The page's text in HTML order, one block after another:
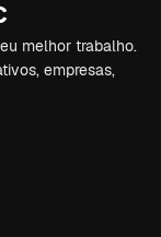
melhor trabalho.
empresas,